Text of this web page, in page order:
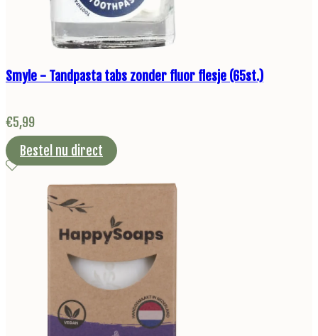
Smyle - Tandpasta tabs zonder fluor flesje (65st.)
€5,99
Bestel nu direct